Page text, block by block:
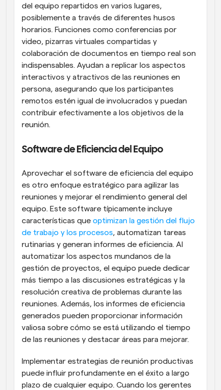
del equipo repartidos en varios lugares,
posiblemente a través de diferentes husos
horarios. Funciones como conferencias por
video, pizarras virtuales compartidas y
colaboración de documentos en tiempo real son
indispensables. Ayudan a replicar los aspectos
interactivos y atractivos de las reuniones en
persona, asegurando que los participantes
remotos estén igual de involucrados y puedan
contribuir efectivamente a los objetivos de la
reunión.
Software de Eficiencia del Equipo
Aprovechar el software de eficiencia del equipo
es otro enfoque estratégico para agilizar las
reuniones y mejorar el rendimiento general del
equipo. Este software típicamente incluye
características que optimizan la gestión del flujo
de trabajo y los procesos, automatizan tareas
rutinarias y generan informes de eficiencia. Al
automatizar los aspectos mundanos de la
gestión de proyectos, el equipo puede dedicar
más tiempo a las discusiones estratégicas y la
resolución creativa de problemas durante las
reuniones. Además, los informes de eficiencia
generados pueden proporcionar información
valiosa sobre cómo se está utilizando el tiempo
de las reuniones y destacar áreas para mejorar.
Implementar estrategias de reunión productivas
puede influir profundamente en el éxito a largo
plazo de cualquier equipo. Cuando los gerentes